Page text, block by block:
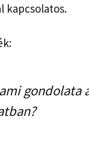
kapcsolatos.